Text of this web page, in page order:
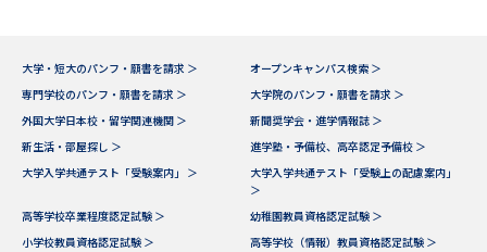
大学・短大のパンフ・願書を請求 ＞
オープンキャンパス検索 ＞
専門学校のパンフ・願書を請求 ＞
大学院のパンフ・願書を請求 ＞
外国大学日本校・留学関連機関 ＞
新聞奨学会・進学情報誌 ＞
新生活・部屋探し ＞
進学塾・予備校、高卒認定予備校 ＞
大学入学共通テスト「受験案内」 ＞
大学入学共通テスト「受験上の配慮案内」
＞
高等学校卒業程度認定試験 ＞
幼稚園教員資格認定試験 ＞
小学校教員資格認定試験 ＞
高等学校（情報）教員資格認定試験 ＞